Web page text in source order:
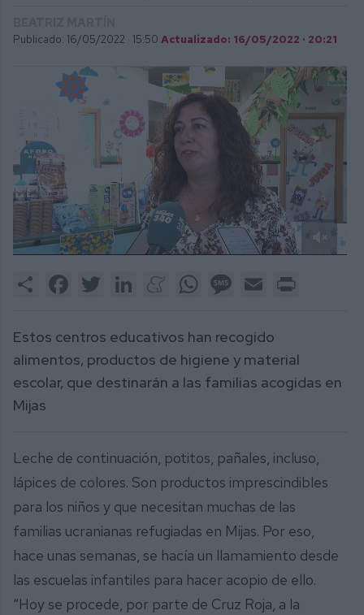
Publicado: 16/05/2022 · 15:50 Actualizado: 16/05/2022 · 20:21
1
Share FacebookTwitter LinkedInMeneameWhatsAppMessage
Email
Estos centros educativos han recogido
alimentos, productos de higiene y material
escolar, que destinarán a las familias acogidas en
Mijas
Leche de continuación, potitos, pañales, incluso,
lápices de colores. Son productos imprescindibles
para los niños y que necesitan muchas de las
familias ucranianas refugiadas en Mijas. Por eso,
hace unas semanas, se hacía un llamamiento desde
las escuelas infantiles para hacer acopio de ello.
“Hoy se procede, por parte de Cruz Roja, a la